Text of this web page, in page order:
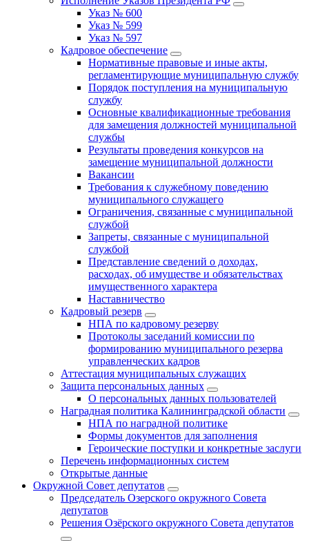
Указ № 600
Указ № 599
Указ № 597
Кадровое обеспечение
Нормативные правовые и иные акты,
регламентирующие муниципальную службу
Порядок поступления на муниципальную
службу
Основные квалификационные требования
для замещения должностей муниципальной
службы
Результаты проведения конкурсов на
замещение муниципальной должности
Вакансии
Требования к служебному поведению
муниципального служащего
Ограничения, связанные с муниципальной
службой
Запреты, связанные с муниципальной
службой
Представление сведений о доходах,
расходах, об имуществе и обязательствах
имущественного характера
Наставничество
Кадровый резерв
НПА по кадровому резерву
Протоколы заседаний комиссии по
формированию муниципального резерва
управленческих кадров
Аттестация муниципальных служащих
Защита персональных данных
О персональных данных пользователей
Наградная политика Калининградской области
НПА по наградной политике
Формы документов для заполнения
Героические поступки и конкретные заслуги
Перечень информационных систем
Открытые данные
Окружной Совет депутатов
Председатель Озерского окружного Совета
депутатов
Решения Озёрского окружного Совета депутатов